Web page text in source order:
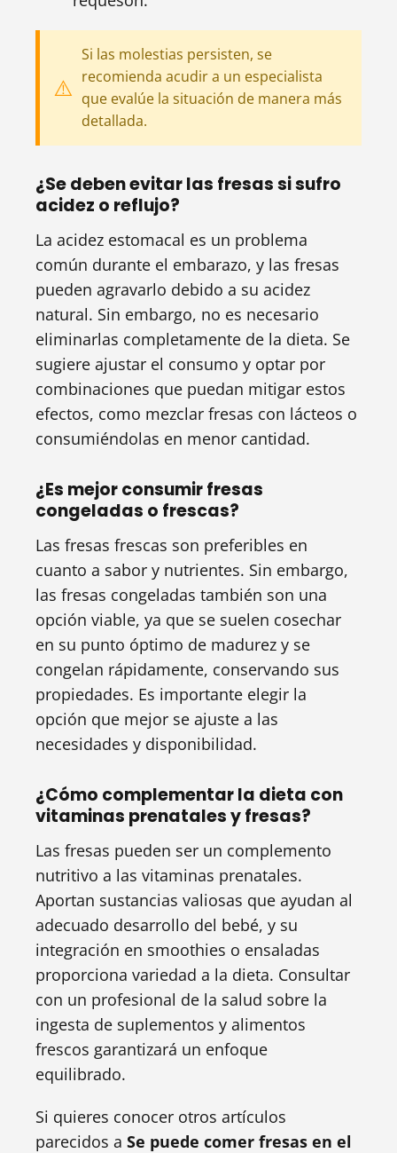
Si las molestias persisten, se
recomienda acudir a un especialista
que evalúe la situación de manera más
detallada.
¿Se deben evitar las fresas si sufro
acidez o reflujo?
La acidez estomacal es un problema
común durante el embarazo, y las fresas
pueden agravarlo debido a su acidez
natural. Sin embargo, no es necesario
eliminarlas completamente de la dieta. Se
sugiere ajustar el consumo y optar por
combinaciones que puedan mitigar estos
efectos, como mezclar fresas con lácteos o
consumiéndolas en menor cantidad.
¿Es mejor consumir fresas
congeladas o frescas?
Las fresas frescas son preferibles en
cuanto a sabor y nutrientes. Sin embargo,
las fresas congeladas también son una
opción viable, ya que se suelen cosechar
en su punto óptimo de madurez y se
congelan rápidamente, conservando sus
propiedades. Es importante elegir la
opción que mejor se ajuste a las
necesidades y disponibilidad.
¿Cómo complementar la dieta con
vitaminas prenatales y fresas?
Las fresas pueden ser un complemento
nutritivo a las vitaminas prenatales.
Aportan sustancias valiosas que ayudan al
adecuado desarrollo del bebé, y su
integración en smoothies o ensaladas
proporciona variedad a la dieta. Consultar
con un profesional de la salud sobre la
ingesta de suplementos y alimentos
frescos garantizará un enfoque
equilibrado.
Si quieres conocer otros artículos
parecidos a Se puede comer fresas en el